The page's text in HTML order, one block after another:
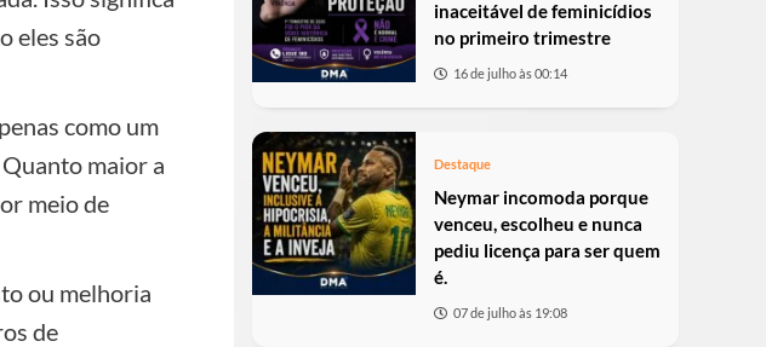
eles são
como um
maior a
meio de
ou melhoria
de
inaceitável de feminicídios
no primeiro trimestre
16 de julho às 00:14
Destaque
Neymar incomoda porque
venceu, escolheu e nunca
pediu licença para ser quem
é.
07 de julho às 19:08